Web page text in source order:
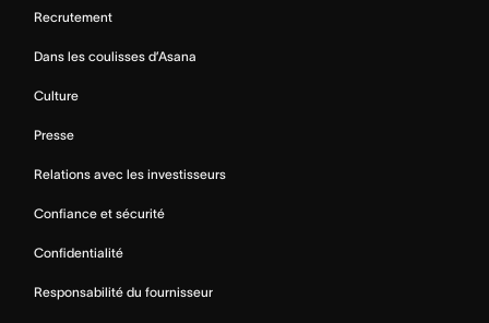
Recrutement
Dans les coulisses d’Asana
Culture
Presse
Relations avec les investisseurs
Confiance et sécurité
Confidentialité
Responsabilité du fournisseur